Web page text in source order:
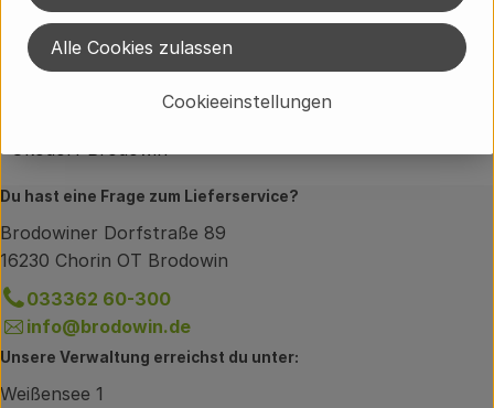
Herkunft
Hersteller: Ökodorf Brodowin
Du hast eine Frage zum Lieferservice?
Brodowiner Dorfstraße 89
16230 Chorin OT Brodowin
033362 60-300
info@brodowin.de
Unsere Verwaltung erreichst du unter:
Weißensee 1
Cookieeinstellungen
Alle Cookies zulassen